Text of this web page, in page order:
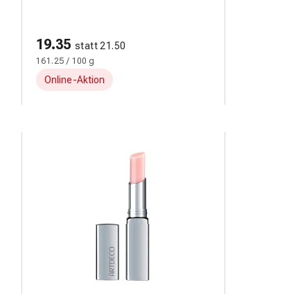
19.35 statt 21.50
161.25 / 100 g
Online-Aktion